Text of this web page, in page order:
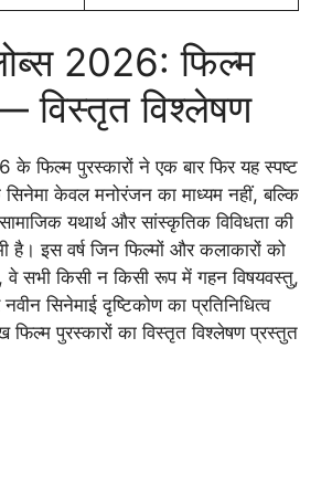
2026: फिल्म
विस्तृत विश्लेषण
के फिल्म पुरस्कारों ने एक बार फिर यह स्पष्ट
सिनेमा केवल मनोरंजन का माध्यम नहीं, बल्कि
यथार्थ और सांस्कृतिक विविधता की
है। इस वर्ष जिन फिल्मों और कलाकारों को
वे सभी किसी न किसी रूप में गहन विषयवस्तु,
सिनेमाई दृष्टिकोण का प्रतिनिधित्व
पुरस्कारों का विस्तृत विश्लेषण प्रस्तुत